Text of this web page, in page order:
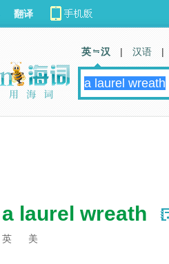
a laurel wreath
英 美
翻译
英 汉 | 汉语 |